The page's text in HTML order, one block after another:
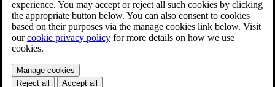
experience. You may accept or reject all such cookies by clicking
the appropriate button below. You can also consent to cookies
based on their purposes via the manage cookies link below. Visit
ourcookie privacy policy for more details on how we use
cookies.
Manage cookies
Reject all
Accept all